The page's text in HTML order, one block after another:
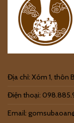
Địa chỉ: Xóm 1, thôn
Điện thoại:
Email: